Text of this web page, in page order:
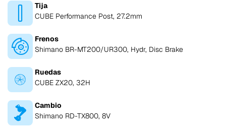
Tija
CUBE Performance Post, 27.2mm
Frenos
Shimano BR-MT200/UR300, Hydr, Disc Brake
Ruedas
CUBE ZX20, 32H
Cambio
Shimano RD-TX800, 8V